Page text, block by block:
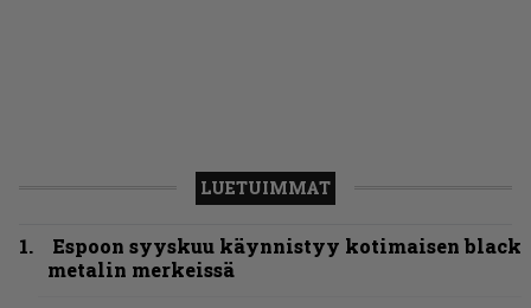
LUETUIMMAT
Espoon syyskuu käynnistyy kotimaisen black
metalin merkeissä